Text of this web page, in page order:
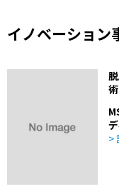
イノベーション
>